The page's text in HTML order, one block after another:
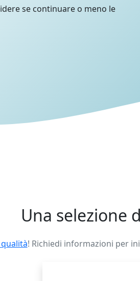
se continuare o meno le
Una selezione
! Richiedi informazioni per